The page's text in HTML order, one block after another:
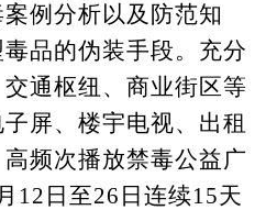
例分析以及防范知
品的伪装手段。充分
通枢纽、商业街区等
屏、楼宇电视、出租
频次播放禁毒公益广
12日至26日连续15天